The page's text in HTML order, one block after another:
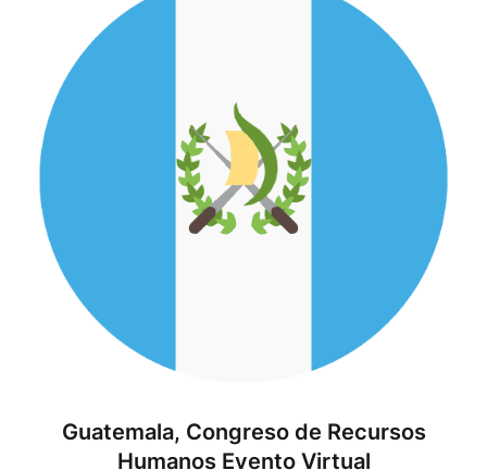
Guatemala, Congreso de Recursos
Humanos Evento Virtual